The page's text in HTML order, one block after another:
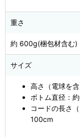
重さ
約 600g(梱包材含む)
サイズ
高さ（電球を
ボトム直径：
コードの長さ
100cm